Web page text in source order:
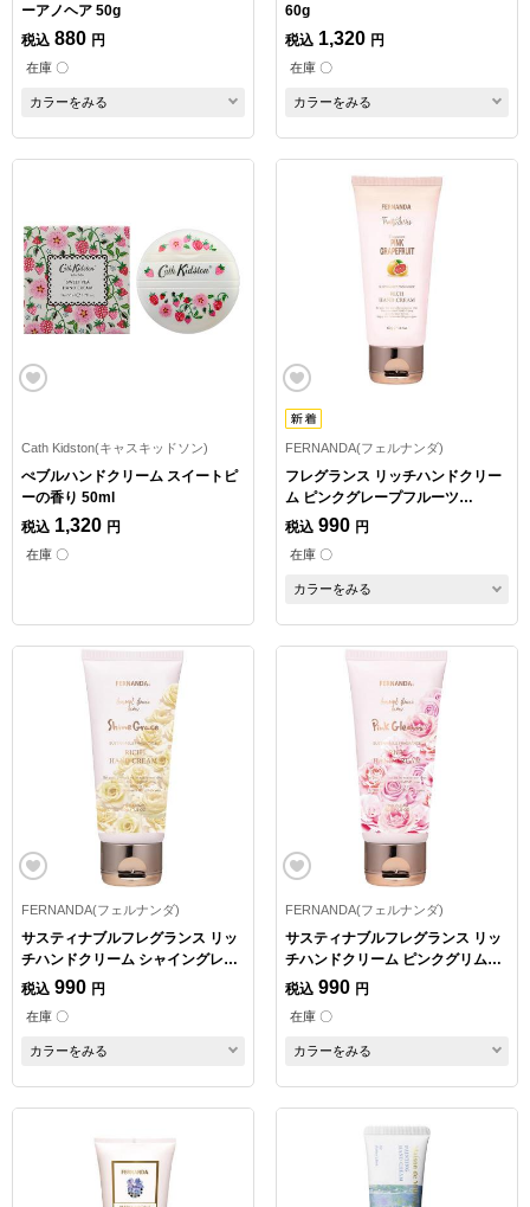
ーアノヘア 50g
税込 880 円
在庫 〇
カラーをみる
60g
税込 1,320 円
在庫 〇
カラーをみる
Cath Kidston(キャスキッドソン)
ぺブルハンドクリーム スイートピ
ーの香り 50ml
税込 1,320 円
在庫 〇
FERNANDA(フェルナンダ)
フレグランス リッチハンドクリー
ム ピンクグレープフルーツ
50g【数量限定】
税込 990 円
在庫 〇
カラーをみる
FERNANDA(フェルナンダ)
サスティナブルフレグランス リッ
チハンドクリーム シャイングレイ
ス 50g
税込 990 円
在庫 〇
カラーをみる
FERNANDA(フェルナンダ)
サスティナブルフレグランス リッ
チハンドクリーム ピンクグリム
50g
税込 990 円
在庫 〇
カラーをみる